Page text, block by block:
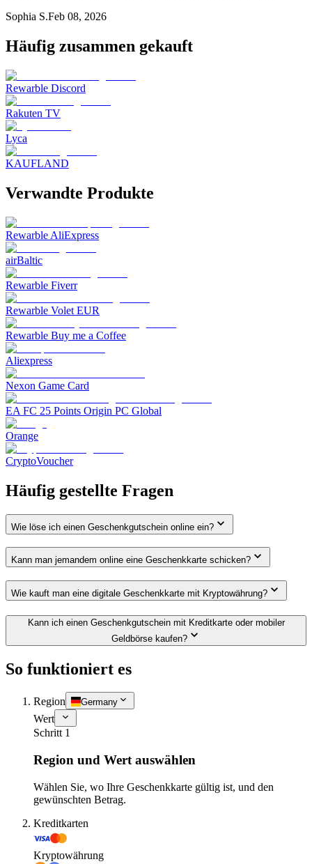
Sophia S.Feb 08, 2026
Häufig zusammen gekauft
Rewarble Discord
Rakuten TV
Lyca
KAUFLAND
Verwandte Produkte
Rewarble AliExpress
airBaltic
Rewarble Fiverr
Rewarble Volet EUR
Rewarble Buy me a Coffee
Aliexpress
Nexon Game Card
EA FC 25 Points Origin PC Global
Orange
CryptoVoucher
Häufig gestellte Fragen
Wie löse ich einen Geschenkgutschein online ein?
Kann man jemandem online eine Geschenkkarte schicken?
Wie kauft man eine digitale Geschenkkarte mit Kryptowährung?
Kann ich einen Geschenkgutschein mit Kreditkarte oder mobiler
Geldbörse kaufen?
So funktioniert es
Region Germany
Wert
Schritt 1
Region und Wert auswählen
Wählen Sie, wo Ihre Geschenkkarte gültig ist, und den
gewünschten Betrag.
Kreditkarten
Kryptowährung